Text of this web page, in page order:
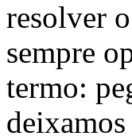
resolver
sempre
termo: